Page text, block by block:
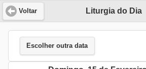
Liturgia do Dia
Voltar
Escolher outra data